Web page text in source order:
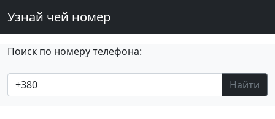
Узнай чей номер
Поиск по номеру телефона:
Найти